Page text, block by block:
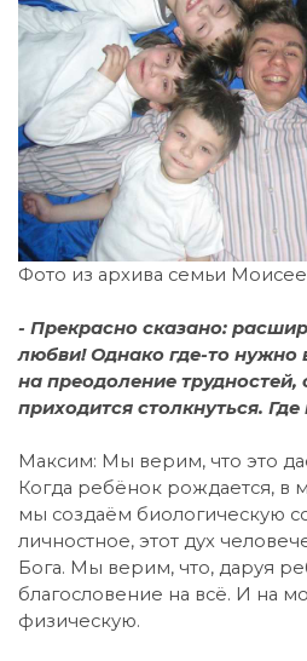
Фото из архива семьи
- Прекрасно сказано:
любви! Однако где-то нужно
на преодоление
приходится столкнуться.
Максим: Мы верим, что это
Когда ребёнок рождается, в
мы создаём биологическую
личностное, этот дух
Бога. Мы верим, что, даруя
благословение на всё. И на
физическую.